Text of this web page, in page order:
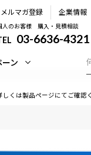
メルマガ登録 企業情報
人のお客様 購入・見積相談
03-6636-4321
ン
しくは製品ページにてご確認